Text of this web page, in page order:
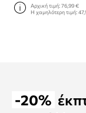
Αρχική τιμή:76,99 €
Η χαμηλότερη τιμή:
-20%